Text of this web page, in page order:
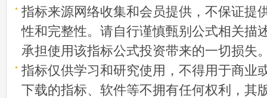
指标来源网络收集和会员提供，不保证提
性和完整性。请自行谨慎甄别公式相关描
承担使用该指标公式投资带来的一切损失
指标仅供学习和研究使用，不得用于商业
下载的指标、软件等不拥有任何权利，其